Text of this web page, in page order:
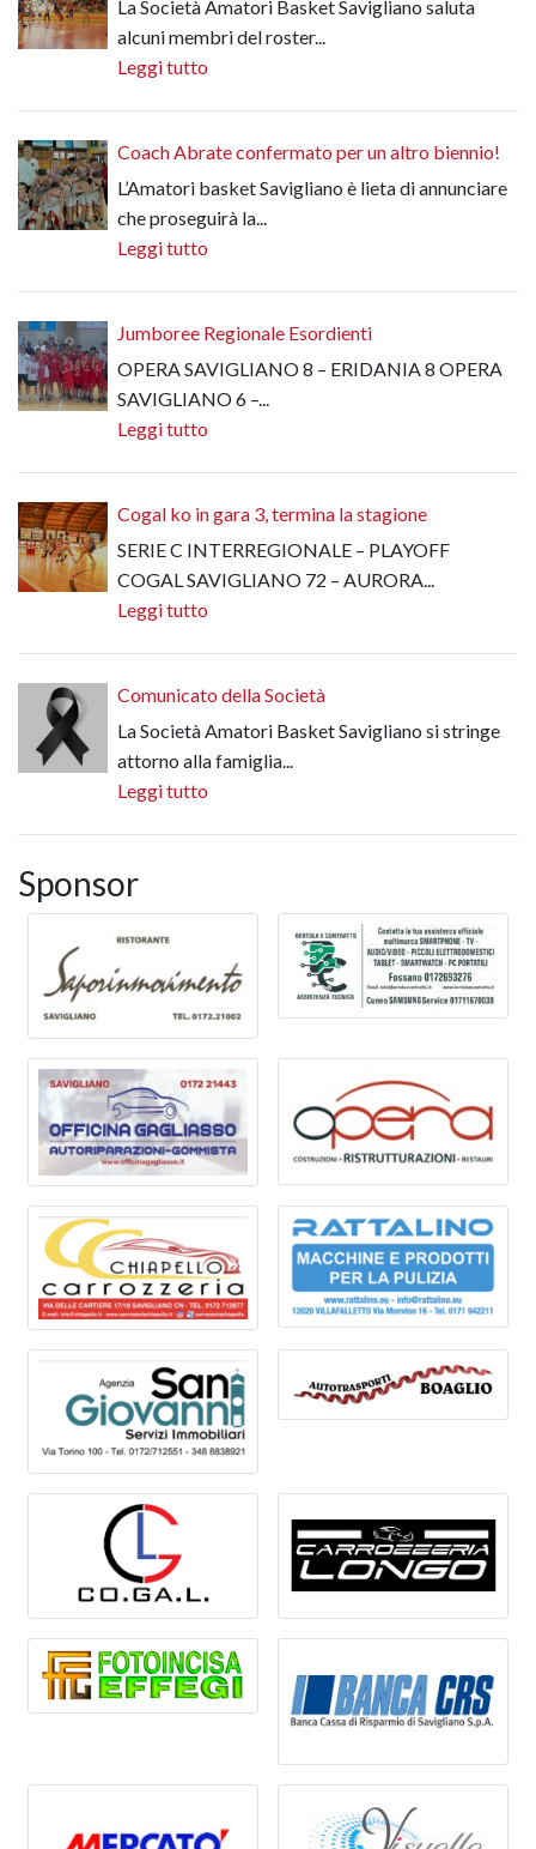
La Società Amatori Basket Savigliano saluta
alcuni membri del roster...
Leggi tutto
Coach Abrate confermato per un altro biennio!
L’Amatori basket Savigliano è lieta di annunciare
che proseguirà la...
Leggi tutto
Jumboree Regionale Esordienti
OPERA SAVIGLIANO 8 – ERIDANIA 8 OPERA
SAVIGLIANO 6 –...
Leggi tutto
Cogal ko in gara 3, termina la stagione
SERIE C INTERREGIONALE – PLAYOFF
COGAL SAVIGLIANO 72 – AURORA...
Leggi tutto
Comunicato della Società
La Società Amatori Basket Savigliano si stringe
attorno alla famiglia...
Leggi tutto
Sponsor